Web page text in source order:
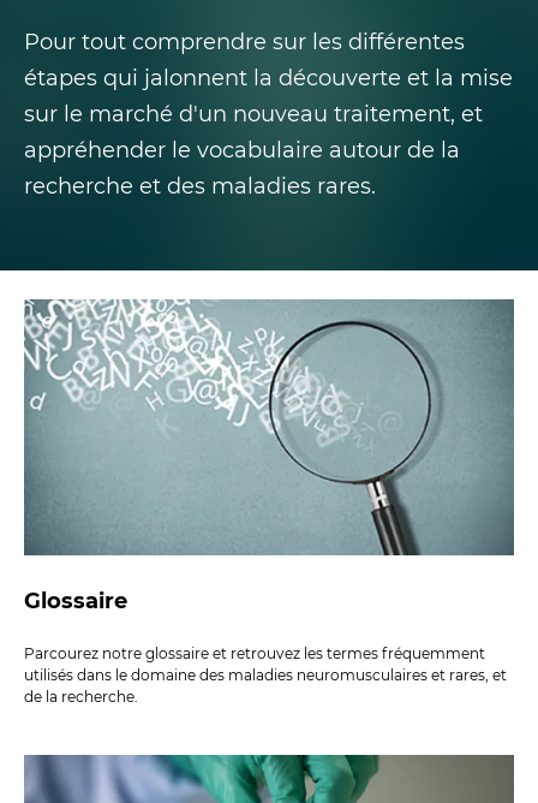
Pour tout comprendre sur les différentes
étapes qui jalonnent la découverte et la mise
sur le marché d'un nouveau traitement, et
appréhender le vocabulaire autour de la
recherche et des maladies rares.
Glossaire
Parcourez notre glossaire et retrouvez les termes fréquemment
utilisés dans le domaine des maladies neuromusculaires et rares, et
de la recherche.